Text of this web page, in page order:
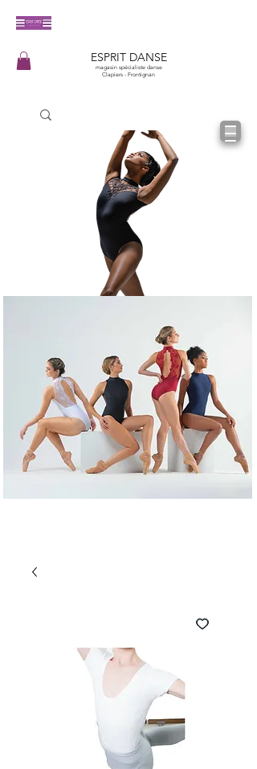
​ESPRIT DANSE
magasin spécialiste danse
Clapiers - Frontignan